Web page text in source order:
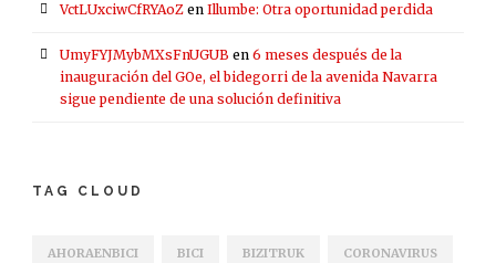
VctLUxciwCfRYAoZ en Illumbe: Otra oportunidad perdida
UmyFYJMybMXsFnUGUB en 6 meses después de la
inauguración del GOe, el bidegorri de la avenida Navarra
sigue pendiente de una solución definitiva
TAG CLOUD
AHORAENBICI BICI BIZITRUK CORONAVIRUS